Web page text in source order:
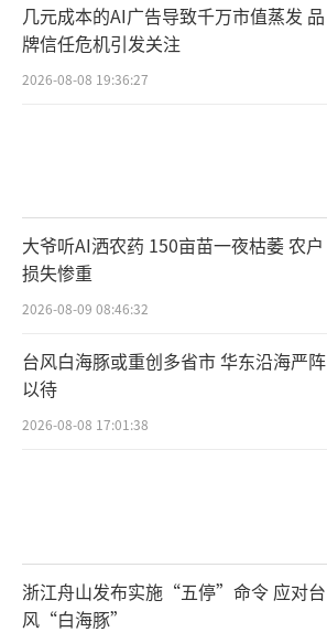
几元成本的AI广告导致千万市值蒸发 品
牌信任危机引发关注
2026-08-08 19:36:27
大爷听AI洒农药 150亩苗一夜枯萎 农户
损失惨重
2026-08-09 08:46:32
台风白海豚或重创多省市 华东沿海严阵
以待
2026-08-08 17:01:38
浙江舟山发布实施“五停”命令 应对台
风“白海豚”